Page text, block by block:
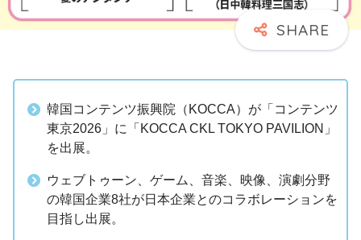
韓国コンテンツ振興院（KOCCA）が「コンテンツ
東京2026」に「KOCCA CKL TOKYO PAVILION」
を出展。
ウェブトゥーン、ゲーム、音楽、映像、演劇分野
の韓国企業8社が日本企業とのコラボレーションを
目指し出展。